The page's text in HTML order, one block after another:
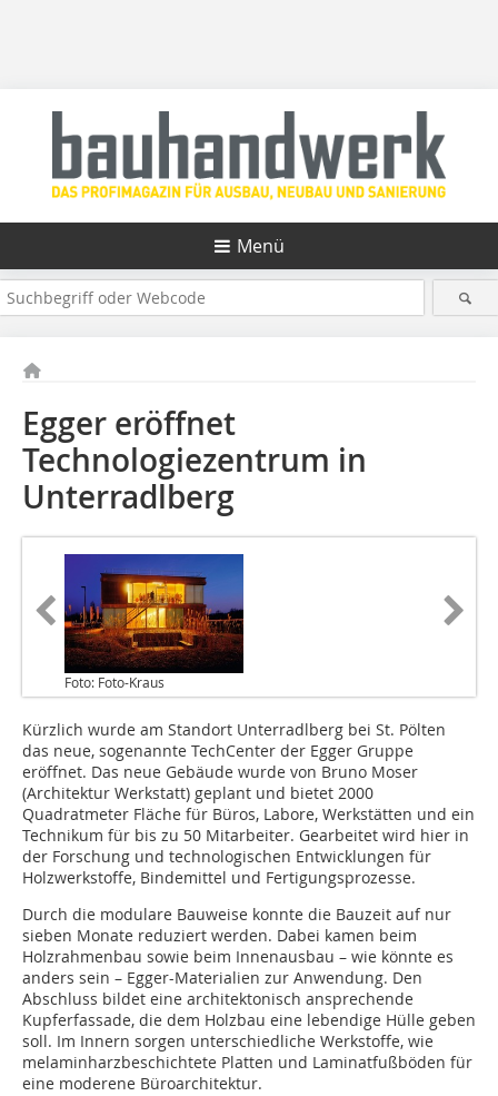
Menü
Egger eröffnet
Technologiezentrum in
Unterradlberg
Foto: Foto-Kraus
Kürzlich wurde am Standort Unterradlberg bei St. Pölten
das neue, sogenannte TechCenter der Egger Gruppe
eröffnet. Das neue Gebäude wurde von Bruno Moser
(Architektur Werkstatt) geplant und bietet 2000
Quadratmeter Fläche für Büros, Labore, Werkstätten und ein
Technikum für bis zu 50 Mitarbeiter. Gearbeitet wird hier in
der Forschung und technologischen Entwicklungen für
Holzwerkstoffe, Bindemittel und Fertigungsprozesse.
Durch die modulare Bauweise konnte die Bauzeit auf nur
sieben Monate reduziert werden. Dabei kamen beim
Holzrahmenbau sowie beim Innenausbau – wie könnte es
anders sein – Egger-Materialien zur Anwendung. Den
Abschluss bildet eine architektonisch ansprechende
Kupferfassade, die dem Holzbau eine lebendige Hülle geben
soll. Im Innern sorgen unterschiedliche Werkstoffe, wie
melaminharzbeschichtete Platten und Laminatfußböden für
eine moderene Büroarchitektur.